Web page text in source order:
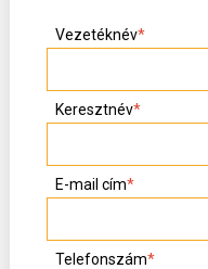
Vezetéknév*
Keresztnév*
E-mail cím*
Telefonszám*